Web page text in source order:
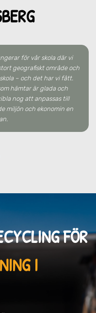
för vår skola där vi
geografiskt område och
– och det har vi fått.
hämtar är glada och
nog att anpassas till
miljön och ekonomin en
FÖR
I